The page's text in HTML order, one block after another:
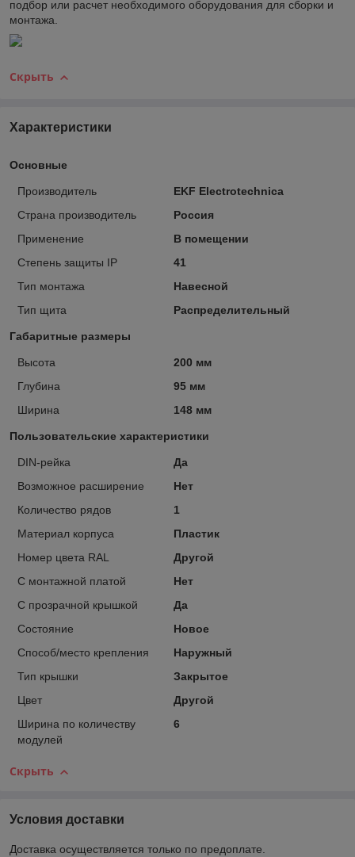
подбор или расчет необходимого оборудования для сборки и
монтажа.
Скрыть
Характеристики
Основные
Производитель
EKF Electrotechnica
Страна производитель
Россия
Применение
В помещении
Степень защиты IP
41
Тип монтажа
Навесной
Тип щита
Распределительный
Габаритные размеры
Высота
200 мм
Глубина
95 мм
Ширина
148 мм
Пользовательские характеристики
DIN-рейка
Да
Возможное расширение
Нет
Количество рядов
1
Материал корпуса
Пластик
Номер цвета RAL
Другой
С монтажной платой
Нет
С прозрачной крышкой
Да
Состояние
Новое
Способ/место крепления
Наружный
Тип крышки
Закрытое
Цвет
Другой
Ширина по количеству
модулей
6
Скрыть
Условия доставки
Доставка осуществляется только по предоплате.